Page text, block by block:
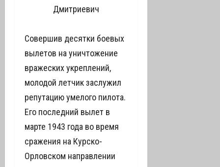
Дмитриевич
Совершив десятки боевых
вылетов на уничтожение
вражеских укреплений,
молодой летчик заслужил
репутацию умелого пилота.
Его последний вылет в
марте 1943 года во время
сражения на Курско-
Орловском направлении